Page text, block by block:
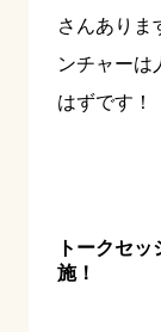
さんありま
ンチャーは
はずです！
トークセ
施！